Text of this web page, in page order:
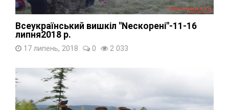
Всеукраїнський вишкіл "Nескорені"-11-16
липня2018 р.
17 липень, 2018 0 2 033